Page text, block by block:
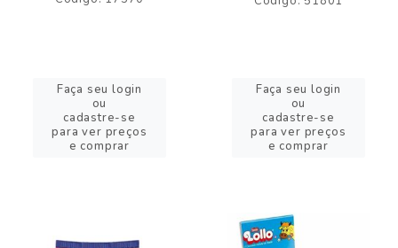
Faça seu login
ou
cadastre-se
para ver preços
e comprar
Faça seu login
ou
cadastre-se
para ver preços
e comprar